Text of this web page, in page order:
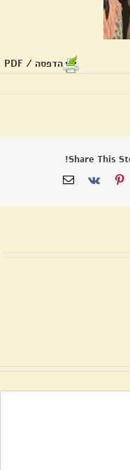
הדפסה / PDF
Share This
Pinterest
Vk
כתובת